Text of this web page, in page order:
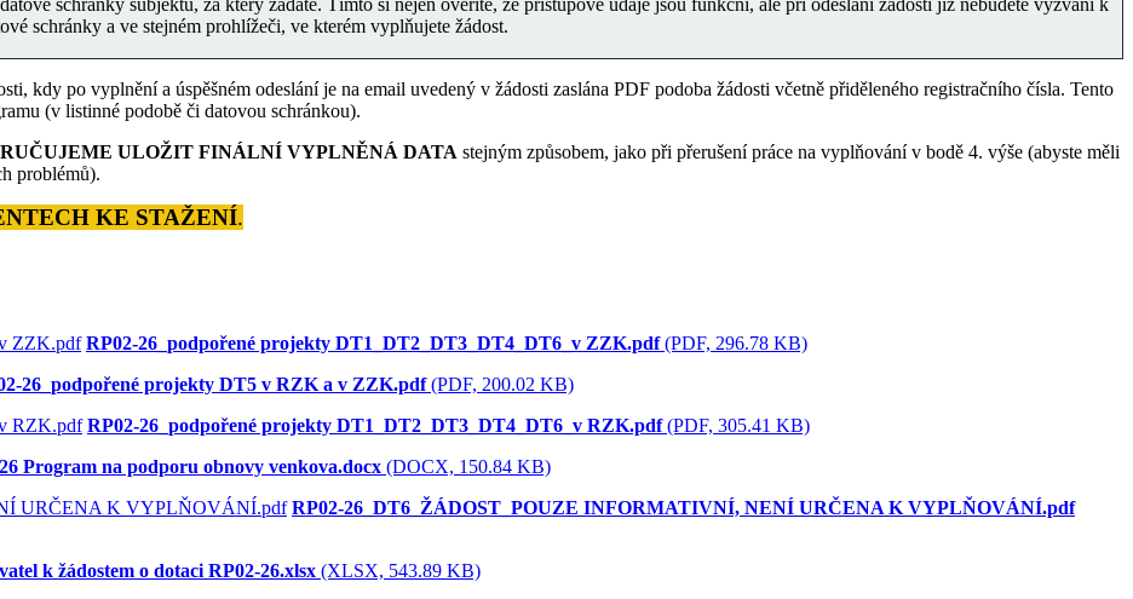
schránky a ve stejném prohlížeči, ve kterém vyplňujete žádost.
kdy po vyplnění a úspěšném odeslání je na email uvedený v žádosti zaslána PDF podoba žádosti včetně přiděleného registračního čísla. Tento
(v listinné podobě či datovou schránkou).
EME ULOŽIT FINÁLNÍ VYPLNĚNÁ DATA stejným způsobem, jako při přerušení práce na vyplňování v bodě 4. výše (abyste měli
problémů).
KE STAŽENÍ.
RP02-26_podpořené projekty DT1_DT2_DT3_DT4_DT6_v ZZK.pdf(PDF, 296.78 KB)
26_podpořené projekty DT5 v RZK a v ZZK.pdf(PDF, 200.02 KB)
RP02-26_podpořené projekty DT1_DT2_DT3_DT4_DT6_v RZK.pdf(PDF, 305.41 KB)
Program na podporu obnovy venkova.docx (DOCX, 150.84 KB)
RP02-26_DT6_ŽÁDOST_POUZE INFORMATIVNÍ, NENÍ URČENA K VYPLŇOVÁNÍ.pdf
k žádostem o dotaci RP02-26.xlsx (XLSX, 543.89 KB)